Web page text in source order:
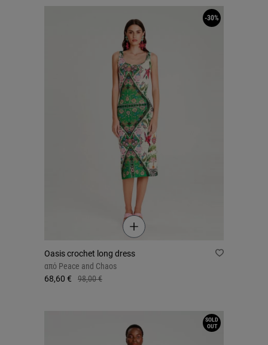
Oasis crochet long dress
από Peace and Chaos
68,60 €
98,00 €
-30%
SOLD
OUT